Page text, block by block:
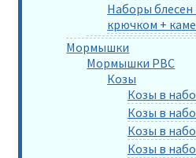
Наборы
крючком +
Мормышки
Мормышки РВС
Козы
Козы в
Козы в
Козы в
Козы в